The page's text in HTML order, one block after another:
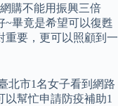
購不能用振興三倍
~畢竟是希望可以復甦
重要，更可以照顧到一
北市1名女子看到網路
幫忙申請防疫補助1